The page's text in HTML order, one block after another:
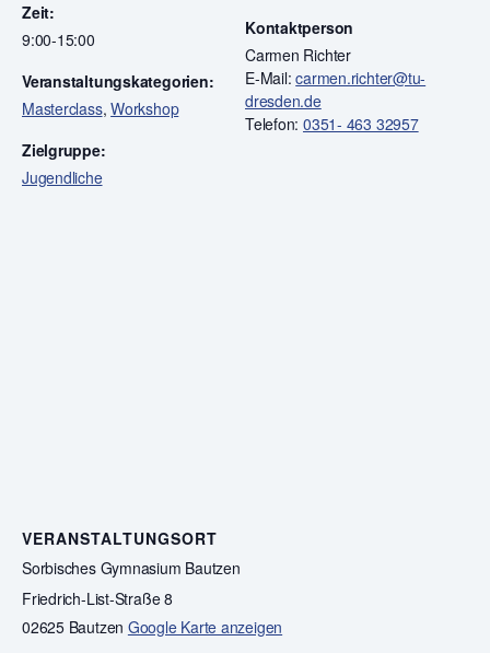
Zeit:
9:00-15:00
Veranstaltungskategorien:
Masterclass,Workshop
Zielgruppe:
Jugendliche
Kontaktperson
Carmen Richter
E-Mail:carmen.richter@tu-
dresden.de
Telefon: 0351- 463 32957
VERANSTALTUNGSORT
Sorbisches Gymnasium Bautzen
Friedrich-List-Straße 8
02625 Bautzen Google Karte anzeigen